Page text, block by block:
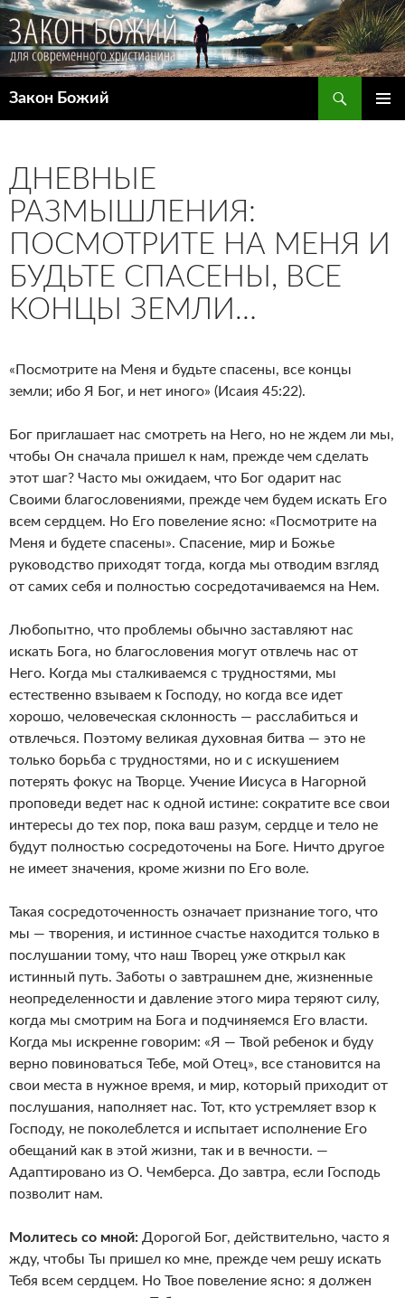
Закон Божий
ДНЕВНЫЕ
РАЗМЫШЛЕНИЯ:
ПОСМОТРИТЕ НА МЕНЯ И
БУДЬТЕ СПАСЕНЫ, ВСЕ
КОНЦЫ ЗЕМЛИ…
«Посмотрите на Меня и будьте спасены, все концы
земли; ибо Я Бог, и нет иного» (Исаия 45:22).
Бог приглашает нас смотреть на Него, но не ждем ли мы,
чтобы Он сначала пришел к нам, прежде чем сделать
этот шаг? Часто мы ожидаем, что Бог одарит нас
Своими благословениями, прежде чем будем искать Его
всем сердцем. Но Его повеление ясно: «Посмотрите на
Меня и будете спасены». Спасение, мир и Божье
руководство приходят тогда, когда мы отводим взгляд
от самих себя и полностью сосредотачиваемся на Нем.
Любопытно, что проблемы обычно заставляют нас
искать Бога, но благословения могут отвлечь нас от
Него. Когда мы сталкиваемся с трудностями, мы
естественно взываем к Господу, но когда все идет
хорошо, человеческая склонность — расслабиться и
отвлечься. Поэтому великая духовная битва — это не
только борьба с трудностями, но и с искушением
потерять фокус на Творце. Учение Иисуса в Нагорной
проповеди ведет нас к одной истине: сократите все свои
интересы до тех пор, пока ваш разум, сердце и тело не
будут полностью сосредоточены на Боге. Ничто другое
не имеет значения, кроме жизни по Его воле.
Такая сосредоточенность означает признание того, что
мы — творения, и истинное счастье находится только в
послушании тому, что наш Творец уже открыл как
истинный путь. Заботы о завтрашнем дне, жизненные
неопределенности и давление этого мира теряют силу,
когда мы смотрим на Бога и подчиняемся Его власти.
Когда мы искренне говорим: «Я — Твой ребенок и буду
верно повиноваться Тебе, мой Отец», все становится на
свои места в нужное время, и мир, который приходит от
послушания, наполняет нас. Тот, кто устремляет взор к
Господу, не поколеблется и испытает исполнение Его
обещаний как в этой жизни, так и в вечности. —
Адаптировано из О. Чемберса. До завтра, если Господь
позволит нам.
Молитесь со мной: Дорогой Бог, действительно, часто я
жду, чтобы Ты пришел ко мне, прежде чем решу искать
Тебя всем сердцем. Но Твое повеление ясно: я должен